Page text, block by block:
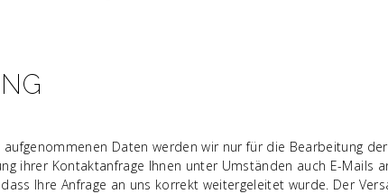
Daten werden wir nur für die Bearbeitung
ihrer Kontaktanfrage Ihnen unter Umständen auch E-Mails
Ihre Anfrage an uns korrekt weitergeleitet wurde. Der